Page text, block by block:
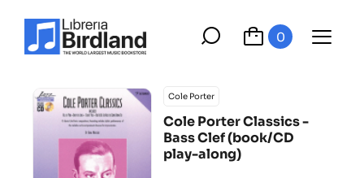
0
Cole Porter
Cole Porter Classics -
Bass Clef (book/CD
play-along)